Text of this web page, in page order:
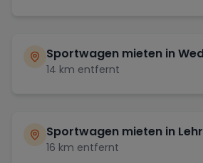
Sportwagen mieten in
14 km entfernt
Sportwagen mieten in
16 km entfernt